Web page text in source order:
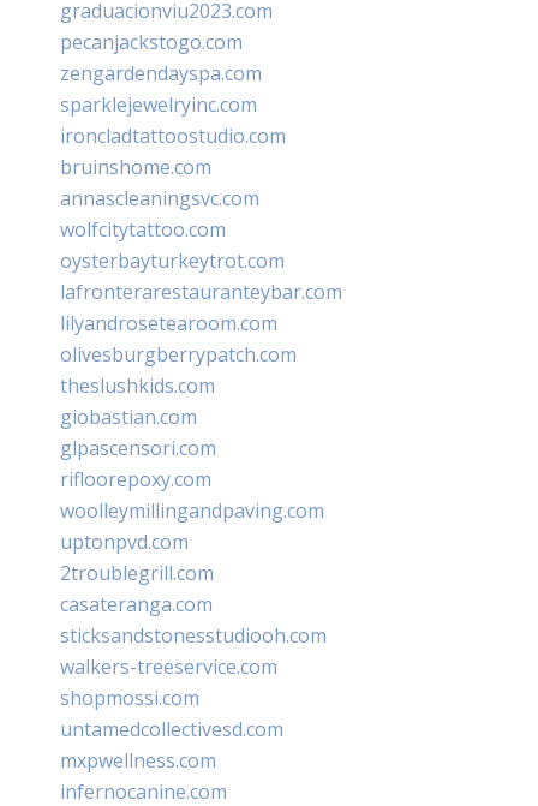
graduacionviu2023.com
pecanjackstogo.com
zengardendayspa.com
sparklejewelryinc.com
ironcladtattoostudio.com
bruinshome.com
annascleaningsvc.com
wolfcitytattoo.com
oysterbayturkeytrot.com
lafronterarestauranteybar.com
lilyandrosetearoom.com
olivesburgberrypatch.com
theslushkids.com
giobastian.com
glpascensori.com
rifloorepoxy.com
woolleymillingandpaving.com
uptonpvd.com
2troublegrill.com
casateranga.com
sticksandstonesstudiooh.com
walkers-treeservice.com
shopmossi.com
untamedcollectivesd.com
mxpwellness.com
infernocanine.com